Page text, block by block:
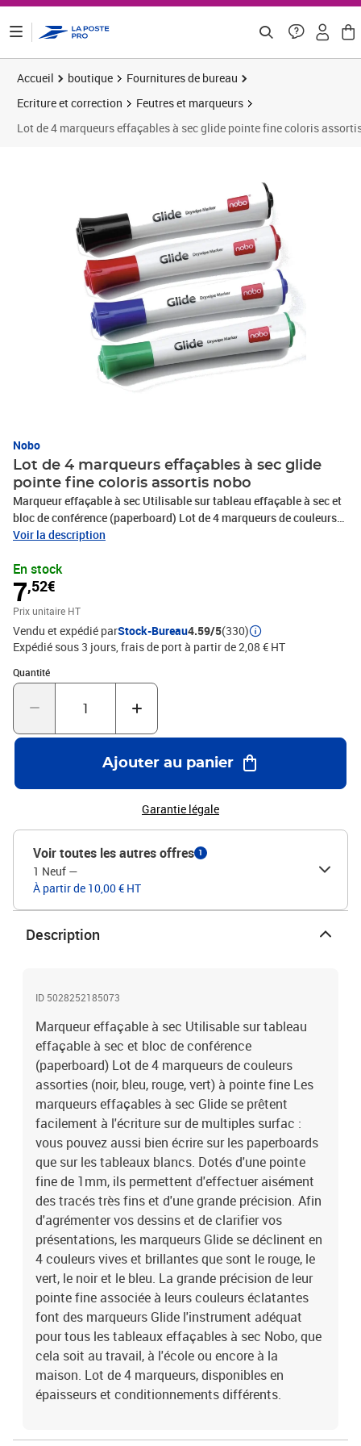
Accueil boutique
Fournitures de bureau
Ecriture et correction
Feutres et marqueurs
Lot de 4 marqueurs effaçables à sec glide pointe fine coloris
Nobo
Lot de 4 marqueurs effaçables à sec glide
pointe fine coloris assortis nobo
Marqueur effaçable à sec Utilisable sur tableau effaçable à sec et
bloc de conférence (paperboard) Lot de 4 marqueurs de couleurs
assorties (noir, bleu, rouge, vert) à pointe fine Les marqueurs
multiples surfac : vous pouvez aussi bien écrire sur les
paperboards que sur les tableaux blancs. Dotés d'une pointe fine
de 1mm, ils permettent d'effectuer aisément des tracés très fins et
d'une grande précision. Afin d'agrémenter vos dessins et de
clarifier vos présentations, les marqueurs Glide se déclinent en 4
couleurs vives et brillantes que sont le rouge, le vert, le noir et le
bleu. La grande précision de leur pointe fine associée à leurs
couleurs éclatantes font des marqueurs Glide l'instrument adéquat
pour tous les tableaux effaçables à sec Nobo, que cela soit au
disponibles en épaisseurs et conditionnements différents.
Voir la description
En stock
7,52€
Prix unitaire HT
Vendu et expédié parStock-Bureau4.59/5(330)
Expédié sous 3 jours, frais de port à partir de 2,08 € HT
Quantité
Quantité : 1
Ajouter au panier
Garantie légale
Voir toutes les autres offres 1
1 Neuf —
À partir de 10,00 € HT
Description
ID 5028252185073
Marqueur effaçable à sec Utilisable sur tableau
effaçable à sec et bloc de conférence
(paperboard) Lot de 4 marqueurs de couleurs
assorties (noir, bleu, rouge, vert) à pointe fine Les
marqueurs effaçables à sec Glide se prêtent
facilement à l'écriture sur de multiples surfac :
vous pouvez aussi bien écrire sur les paperboards
que sur les tableaux blancs. Dotés d'une pointe
fine de 1mm, ils permettent d'effectuer aisément
des tracés très fins et d'une grande précision. Afin
d'agrémenter vos dessins et de clarifier vos
présentations, les marqueurs Glide se déclinent en
4 couleurs vives et brillantes que sont le rouge, le
vert, le noir et le bleu. La grande précision de leur
pointe fine associée à leurs couleurs éclatantes
font des marqueurs Glide l'instrument adéquat
pour tous les tableaux effaçables à sec Nobo, que
cela soit au travail, à l'école ou encore à la
maison. Lot de 4 marqueurs, disponibles en
épaisseurs et conditionnements différents.